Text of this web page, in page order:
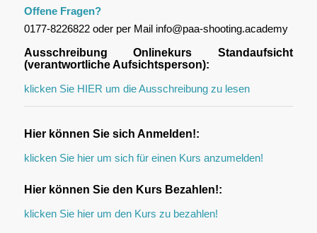
Offene Fragen?
0177-8226822 oder per Mail info@paa-shooting.academy
Ausschreibung Onlinekurs Standaufsicht
(verantwortliche Aufsichtsperson):
klicken Sie HIER um die Ausschreibung zu lesen
Hier können Sie sich Anmelden!:
klicken Sie hier um sich für einen Kurs anzumelden!
Hier können Sie den Kurs Bezahlen!:
klicken Sie hier um den Kurs zu bezahlen!